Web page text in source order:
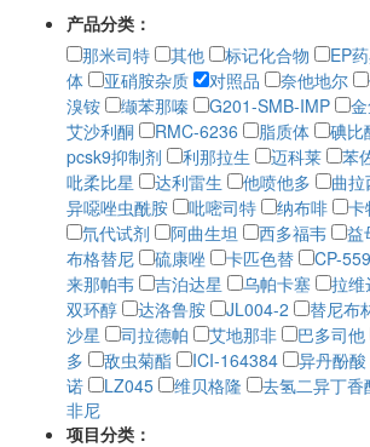
产品分类：
那米司特
其他 标记化合物 EP
体
亚硝胺杂质 对照品 奈他地尔
溴铵
缬苯那嗪 G201-SMB-IMP
艾沙利酮
RMC-6236 脂质体 碘比
pcsk9抑制剂
利那拉生 迈科莱 苯
吡柔比星
达利雷生 他喷他多 曲拉
异噁唑虫酰胺
吡嘧司特 纳布啡 卡
氘代试剂
阿曲生坦 西多福韦 益
布格替尼
硫康唑 卡匹色替 CP-
来那帕韦
吉泊达星 乌帕卡塞 拉维
双环醇
达洛鲁胺 JL004-2 替尼布
沙星
司拉德帕 艾地那非 巴多司他
多
敌虫菊酯 ICI-164384 异丹酚酸
诺
LZ045 维贝格隆 去氢二异丁香
非尼
项目分类：